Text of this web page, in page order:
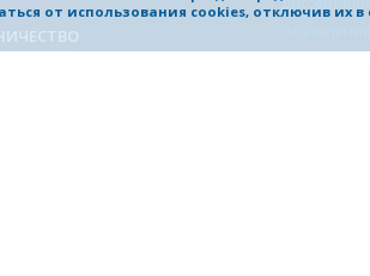
от использования cookies, отключив их в